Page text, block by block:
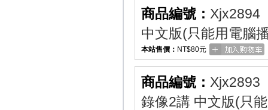
商品編號： Xjx2894
中文版(只能用電腦
本站售價： NT$80元
商品編號： Xjx2893
錄像2講 中文版(只